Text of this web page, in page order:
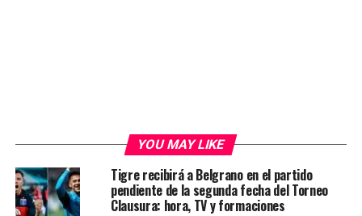
YOU MAY LIKE
Tigre recibirá a Belgrano en el partido
pendiente de la segunda fecha del Torneo
Clausura: hora, TV y formaciones